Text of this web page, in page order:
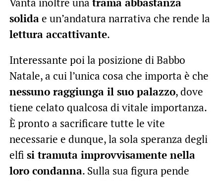
solidae un’andatura narrativa che rende la
lettura accattivante.
Interessante poi la posizione di Babbo
Natale, a cui l’unica cosa che importa è che
nessuno raggiunga il suo palazzo, dove
tiene celato qualcosa di vitale importanza.
È pronto a sacrificare tutte le vite
necessarie e dunque, la sola speranza degli
elfi si tramuta improvvisamente nella
loro condanna. Sulla sua figura pende